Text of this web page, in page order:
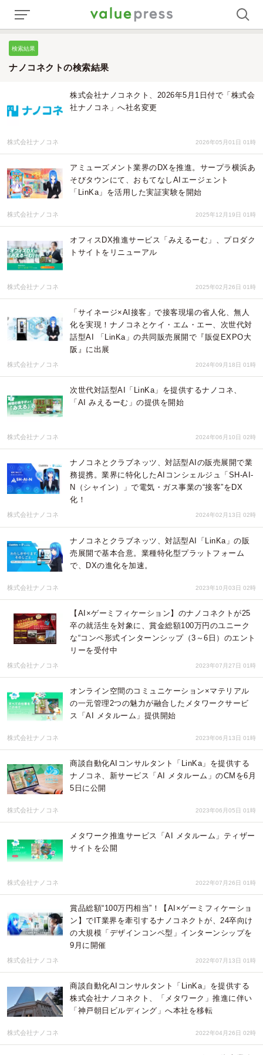
検索結果
ナノコネクトの検索結果
株式会社ナノコネクト、2026年5月1日付で「株式会
社ナノコネ」へ社名変更
株式会社ナノコネ 2026年05月01日 01時
アミューズメント業界のDXを推進。サープラ横浜あ
そびタウンにて、おもてなしAIエージェント
「LinKa」を活用した実証実験を開始
株式会社ナノコネ 2025年12月19日 01時
オフィスDX推進サービス「みえるーむ」、プロダク
トサイトをリニューアル
株式会社ナノコネ 2025年02月26日 01時
「サイネージ×AI接客」で接客現場の省人化、無人
化を実現！ナノコネとケイ・エム・エー、次世代対
話型AI 「LinKa」の共同販売展開で『販促EXPO大
阪』に出展
株式会社ナノコネ 2024年09月18日 01時
次世代対話型AI「LinKa」を提供するナノコネ、
「AI みえるーむ」の提供を開始
株式会社ナノコネ 2024年06月10日 02時
ナノコネとクラブネッツ、対話型AIの販売展開で業
務提携。業界に特化したAIコンシェルジュ「SH-AI-
N（シャイン）」で電気・ガス事業の“接客”をDX
化！
株式会社ナノコネ 2024年02月13日 02時
ナノコネとクラブネッツ、対話型AI「LinKa」の販
売展開で基本合意。業種特化型プラットフォーム
で、DXの進化を加速。
株式会社ナノコネ 2023年10月03日 02時
【AI×ゲーミフィケーション】のナノコネクトが25
卒の就活生を対象に、賞金総額100万円のユニーク
な“コンペ形式インターンシップ（3～6日）のエント
リーを受付中
株式会社ナノコネ 2023年07月27日 01時
オンライン空間のコミュニケーション×マテリアル
の一元管理2つの魅力が融合したメタワークサービ
ス「AI メタルーム」提供開始
株式会社ナノコネ 2023年06月13日 01時
商談自動化AIコンサルタント「LinKa」を提供する
ナノコネ、新サービス「AI メタルーム」のCMを6月
5日に公開
株式会社ナノコネ 2023年06月05日 01時
メタワーク推進サービス「AI メタルーム」ティザー
サイトを公開
株式会社ナノコネ 2022年07月26日 01時
賞品総額“100万円相当”！【AI×ゲーミフィケーショ
ン】でIT業界を牽引するナノコネクトが、24卒向け
の大規模「デザインコンペ型」インターンシップを
9月に開催
株式会社ナノコネ 2022年07月13日 01時
商談自動化AIコンサルタント「LinKa」を提供する
株式会社ナノコネクト、「メタワーク」推進に伴い
「神戸朝日ビルディング」へ本社を移転
株式会社ナノコネ 2022年04月26日 02時